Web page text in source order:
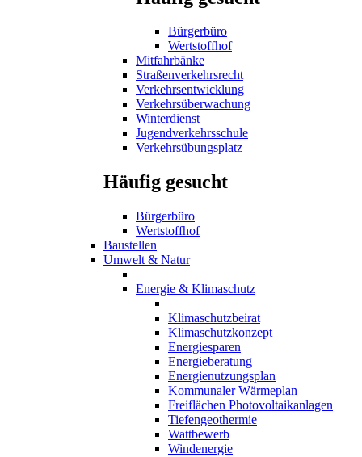
Bürgerbüro
Wertstoffhof
Mitfahrbänke
Straßenverkehrsrecht
Verkehrsentwicklung
Verkehrsüberwachung
Winterdienst
Jugendverkehrsschule
Verkehrsübungsplatz
Häufig gesucht
Bürgerbüro
Wertstoffhof
Baustellen
Umwelt & Natur
Energie & Klimaschutz
Klimaschutzbeirat
Klimaschutzkonzept
Energiesparen
Energieberatung
Energienutzungsplan
Kommunaler Wärmeplan
Freiflächen Photovoltaikanlagen
Tiefengeothermie
Wattbewerb
Windenergie